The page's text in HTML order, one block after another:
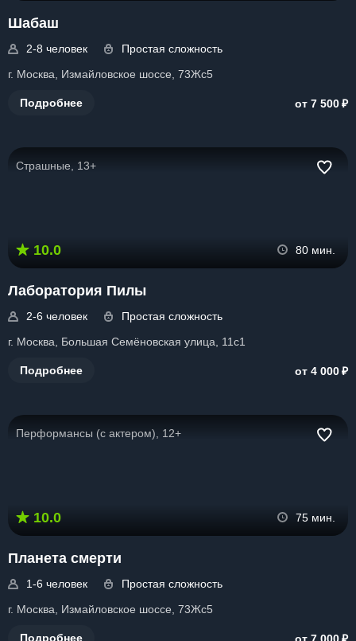
Шабаш
2-8 человек
Простая сложность
г. Москва, Измайловское шоссе, 73Жс5
Подробнее от 7 500₽
Страшные, 13+
10.0 80 мин.
Лаборатория Пилы
2-6 человек
Простая сложность
г. Москва, Большая Семёновская улица, 11с1
Подробнее от 4 000₽
Перформансы (с актером), 12+
10.0 75 мин.
Планета смерти
1-6 человек
Простая сложность
г. Москва, Измайловское шоссе, 73Жс5
Подробнее от 7 000₽